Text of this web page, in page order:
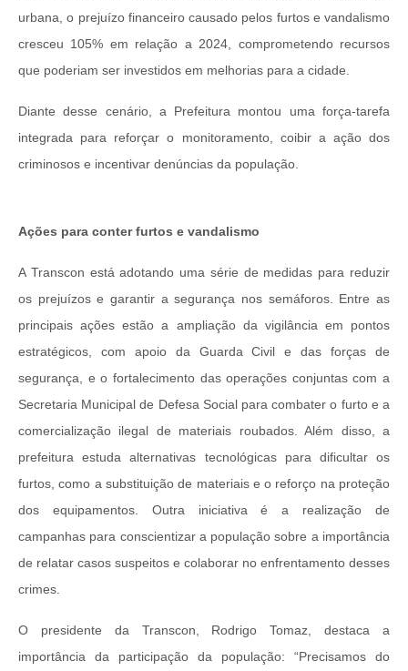
urbana, o prejuízo financeiro causado pelos furtos e vandalismo
cresceu 105% em relação a 2024, comprometendo recursos
que poderiam ser investidos em melhorias para a cidade.
Diante desse cenário, a Prefeitura montou uma força-tarefa
integrada para reforçar o monitoramento, coibir a ação dos
criminosos e incentivar denúncias da população.
Ações para conter furtos e vandalismo
A Transcon está adotando uma série de medidas para reduzir
os prejuízos e garantir a segurança nos semáforos. Entre as
principais ações estão a ampliação da vigilância em pontos
estratégicos, com apoio da Guarda Civil e das forças de
segurança, e o fortalecimento das operações conjuntas com a
Secretaria Municipal de Defesa Social para combater o furto e a
comercialização ilegal de materiais roubados. Além disso, a
prefeitura estuda alternativas tecnológicas para dificultar os
furtos, como a substituição de materiais e o reforço na proteção
dos equipamentos. Outra iniciativa é a realização de
campanhas para conscientizar a população sobre a importância
de relatar casos suspeitos e colaborar no enfrentamento desses
crimes.
O presidente da Transcon, Rodrigo Tomaz, destaca a
importância da participação da população: “Precisamos do